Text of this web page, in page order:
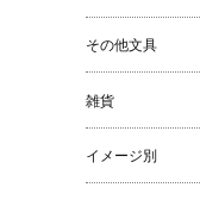
その他文具
雑貨
イメージ別